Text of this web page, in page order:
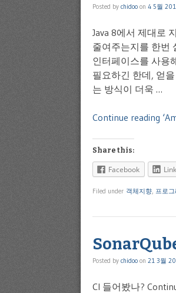
Posted by chidoo on 4 5월
Java 8에서 제대로
줄여주는지를 한번
인터페이스를 사용
필요하긴 한데, 얻
는 방식이 더욱 …
Continue reading
Share this:
Facebook
Filed under 객체지향, 프로
Posted by chidoo on 21 3월
CI 들어봤나?